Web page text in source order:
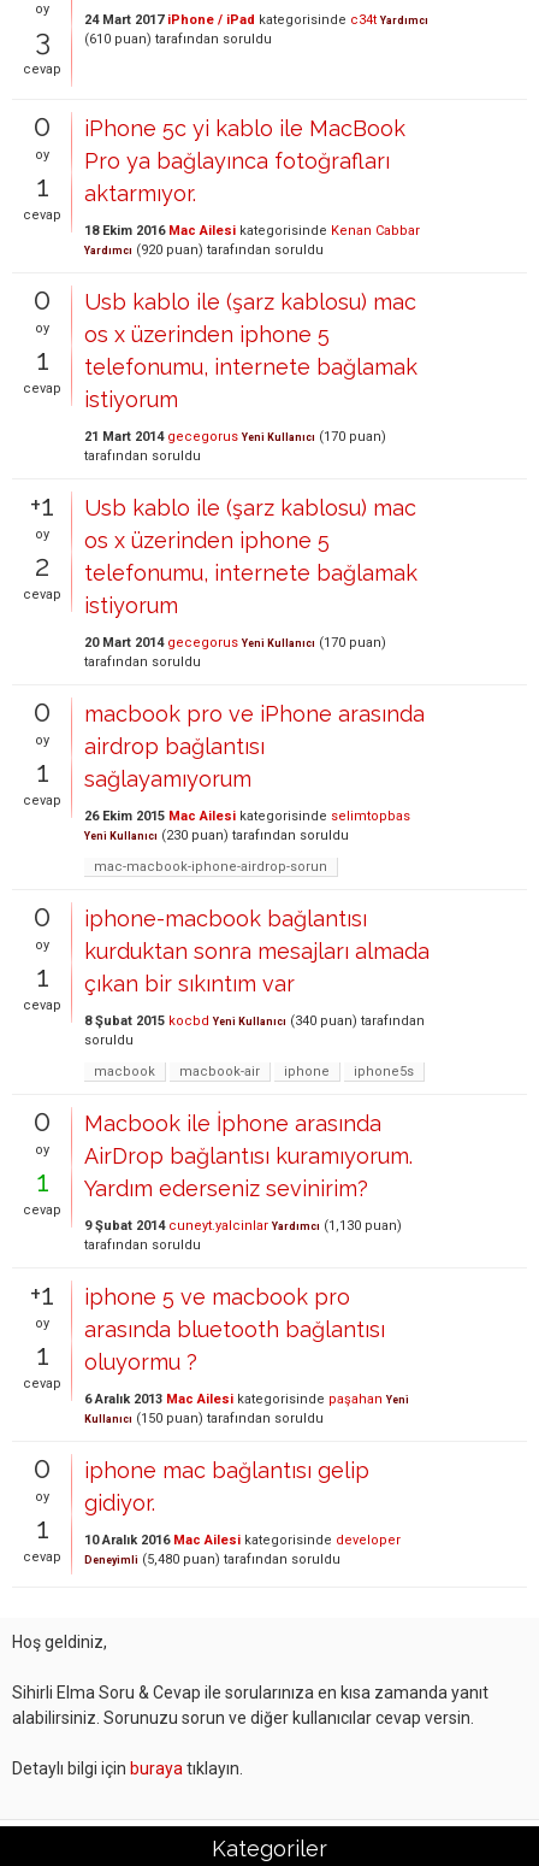
oy
3
cevap
24 Mart 2017 iPhone / iPad kategorisinde c34t Yardımcı
(610 puan) tarafından soruldu
0
oy
1
cevap
iPhone 5c yi kablo ile MacBook
Pro ya bağlayınca fotoğrafları
aktarmıyor.
18 Ekim 2016 Mac Ailesi kategorisinde Kenan Cabbar
Yardımcı (920 puan) tarafından soruldu
0
oy
1
cevap
Usb kablo ile (şarz kablosu) mac
os x üzerinden iphone 5
telefonumu, internete bağlamak
istiyorum
21 Mart 2014 gecegorus Yeni Kullanıcı (170 puan)
tarafından soruldu
+1
oy
2
cevap
Usb kablo ile (şarz kablosu) mac
os x üzerinden iphone 5
telefonumu, internete bağlamak
istiyorum
20 Mart 2014 gecegorus Yeni Kullanıcı (170 puan)
tarafından soruldu
0
oy
1
cevap
macbook pro ve iPhone arasında
airdrop bağlantısı
sağlayamıyorum
26 Ekim 2015 Mac Ailesi kategorisinde selimtopbas
Yeni Kullanıcı (230 puan) tarafından soruldu
mac-macbook-iphone-airdrop-sorun
0
oy
1
cevap
iphone-macbook bağlantısı
kurduktan sonra mesajları almada
çıkan bir sıkıntım var
8 Şubat 2015 kocbd Yeni Kullanıcı (340 puan) tarafından
soruldu
macbook
macbook-air iphone iphone5s
0
oy
1
cevap
Macbook ile İphone arasında
AirDrop bağlantısı kuramıyorum.
Yardım ederseniz sevinirim?
9 Şubat 2014 cuneyt.yalcinlar Yardımcı (1,130 puan)
tarafından soruldu
+1
oy
1
cevap
iphone 5 ve macbook pro
arasında bluetooth bağlantısı
oluyormu ?
6 Aralık 2013 Mac Ailesi kategorisinde paşahan Yeni
Kullanıcı (150 puan) tarafından soruldu
0
oy
1
cevap
iphone mac bağlantısı gelip
gidiyor.
10 Aralık 2016 Mac Ailesi kategorisinde developer
Deneyimli (5,480 puan) tarafından soruldu
Hoş geldiniz,
Sihirli Elma Soru & Cevap ile sorularınıza en kısa zamanda yanıt
alabilirsiniz. Sorunuzu sorun ve diğer kullanıcılar cevap versin.
Detaylı bilgi için buraya tıklayın.
Kategoriler